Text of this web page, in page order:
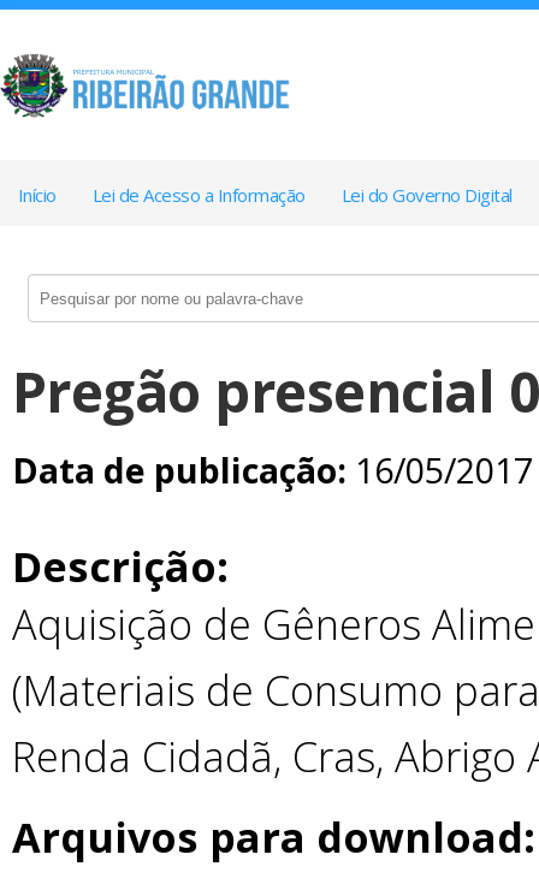
Início Lei de Acesso a Informação Lei do Governo Digital
Pregão presencial
Data de publicação: 16/05/2017
Descrição:
Aquisição de Gêneros
(Materiais de Consumo
Renda Cidadã, Cras, Abrigo
Arquivos para download: